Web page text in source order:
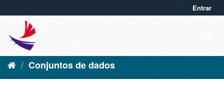
Entrar
Conjuntos de dados